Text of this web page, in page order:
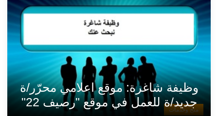
منح وخدمات
وظيفة شاغرة: موقع اعلامي محرّر/ة
جديد/ة للعمل في موقع "رصيف 22"